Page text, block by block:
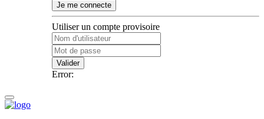
Je me connecte
Utiliser un compte provisoire
Valider
Error: